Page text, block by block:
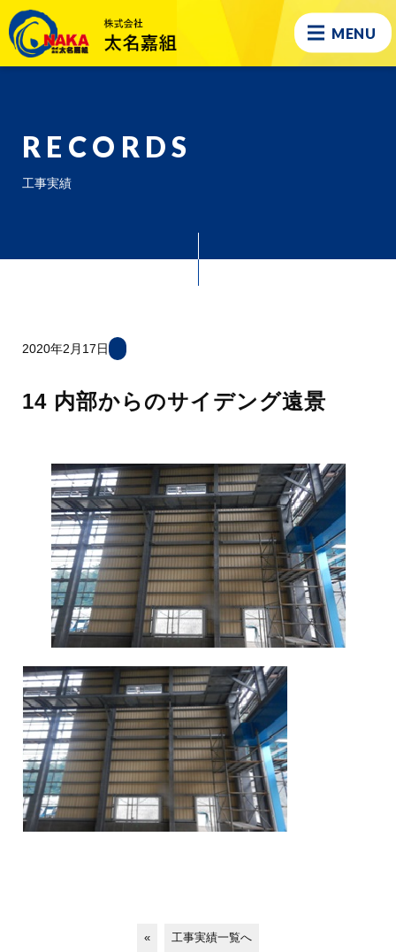
MENU
RECORDS
工事実績
2020年2月17日
14 内部からのサイデング遠景
« 工事実績一覧へ